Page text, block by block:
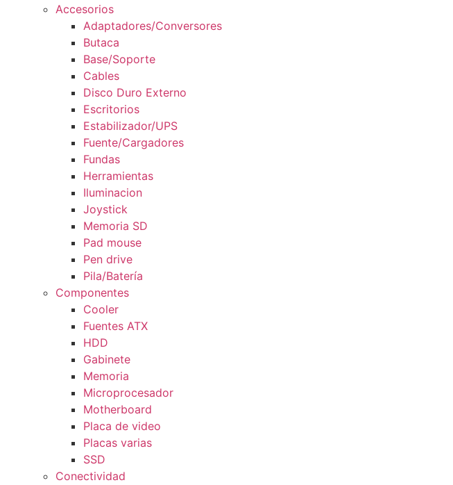
Accesorios
Adaptadores/Conversores
Butaca
Base/Soporte
Cables
Disco Duro Externo
Escritorios
Estabilizador/UPS
Fuente/Cargadores
Fundas
Herramientas
Iluminacion
Joystick
Memoria SD
Pad mouse
Pen drive
Pila/Batería
Componentes
Cooler
Fuentes ATX
HDD
Gabinete
Memoria
Microprocesador
Motherboard
Placa de video
Placas varias
SSD
Conectividad